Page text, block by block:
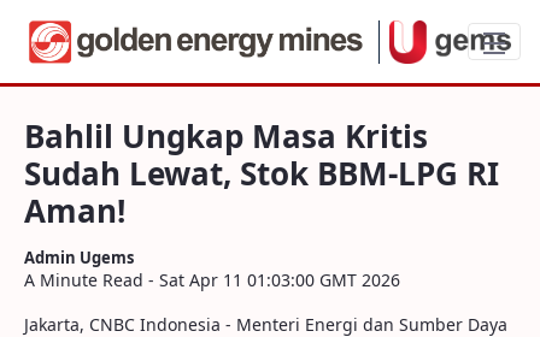
Bahlil Ungkap Masa Kritis Sudah Lewat,
Bahlil Ungkap Masa Kritis
Sudah Lewat, Stok BBM-LPG RI
Aman!
Admin Ugems
A Minute Read - Sat Apr 11 01:03:00 GMT 2026
Jakarta, CNBC Indonesia - Menteri Energi dan Sumber Daya